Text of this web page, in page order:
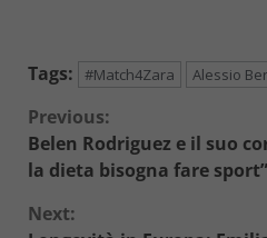
Tags: #Match4Zara Alessio
Continue
Reading
Previous:
Belen Rodriguez e il suo
la dieta bisogna fare sport”
Next: